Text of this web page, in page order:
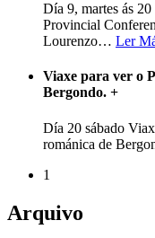
Día 9, martes ás
Provincial
Lourenzo… Ler
Viaxe para ver o
Bergondo. +
Día 20 sábado
románica de
1
Arquivo